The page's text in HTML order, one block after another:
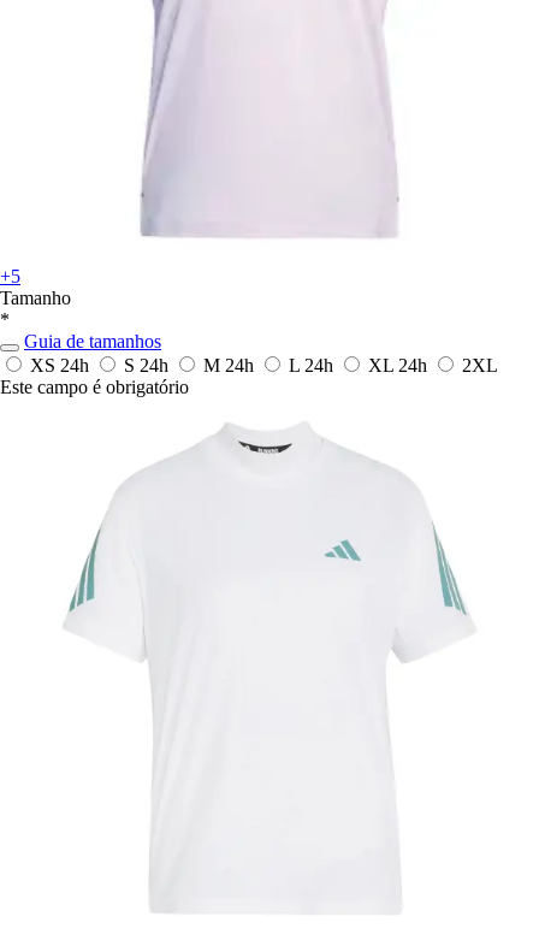
+5
Tamanho
*
Guia de tamanhos
XS 24h S 24h M 24h L 24h XL 24h
2XL
Este campo é obrigatório